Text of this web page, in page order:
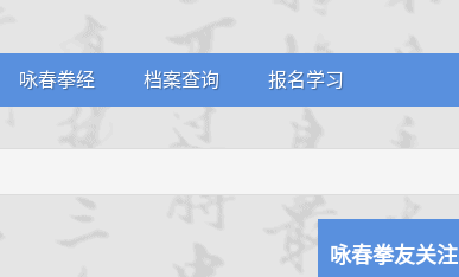
咏春拳经 档案查询
教练认证
报名学习
体系制度
咏春拳友关注